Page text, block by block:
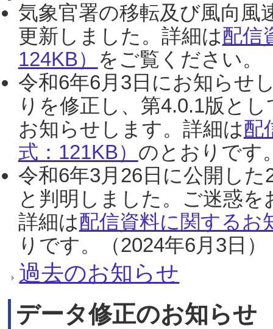
気象官署の移転及び風向風
更新しました。詳細は配信
124KB） をご覧ください。
令和6年6月3日にお知らせ
りを修正し、第4.0.1版と
お知らせします。詳細は配
式：121KB） のとおりです
令和6年3月26日に公開し
と判明しました。ご迷惑
詳細は配信資料に関するお
りです。（2024年6月3日）
過去のお知らせ
データ修正のお知らせ